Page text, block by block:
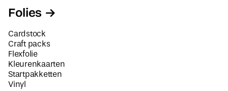
Folies
Cardstock
Craft packs
Flexfolie
Kleurenkaarten
Startpakketten
Vinyl